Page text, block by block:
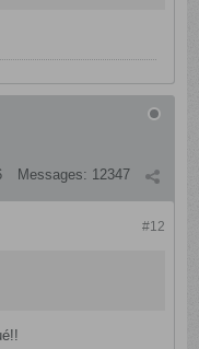
Messages: 12347
#12